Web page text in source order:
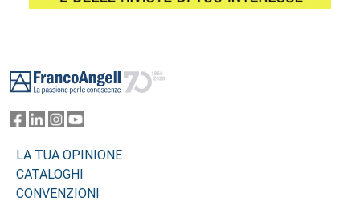
LA TUA OPINIONE
CATALOGHI
CONVENZIONI